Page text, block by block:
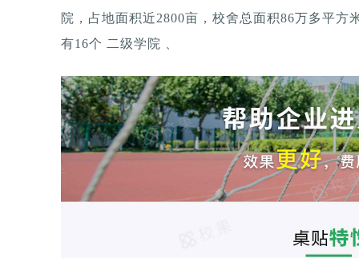
院，占地面积近2800亩，校舍总面积86万多平方
有16个 二级学院 、